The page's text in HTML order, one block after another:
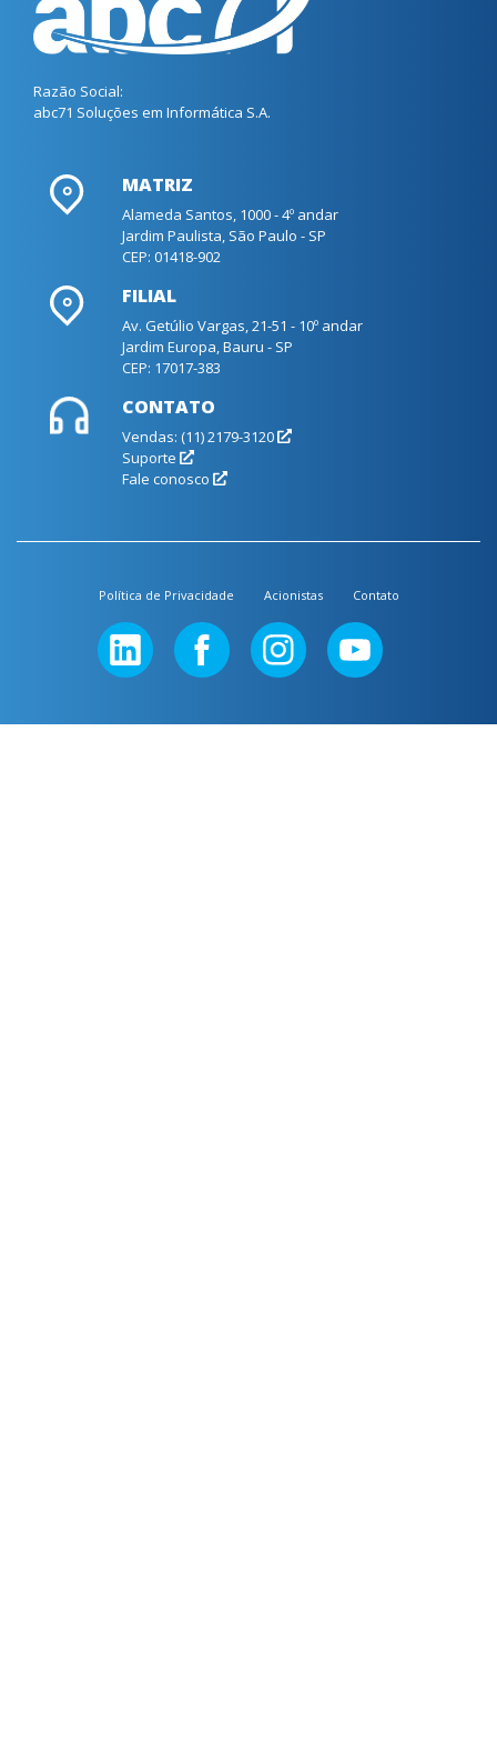
Razão Social:
abc71 Soluções em Informática S.A.
MATRIZ
Alameda Santos, 1000 - 4º andar
Jardim Paulista, São Paulo - SP
CEP: 01418-902
FILIAL
Av. Getúlio Vargas, 21-51 - 10º andar
Jardim Europa, Bauru - SP
CEP: 17017-383
CONTATO
Vendas: (11) 2179-3120
Suporte
Fale conosco
Política de Privacidade Acionistas Contato